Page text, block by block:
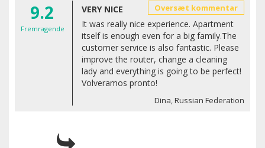
9.2
Fremragende
VERY NICE Oversæt kommentar
It was really nice experience. Apartment
itself is enough even for a big family.The
customer service is also fantastic. Please
improve the router, change a cleaning
lady and everything is going to be perfect!
Volveramos pronto!
Dina, Russian Federation